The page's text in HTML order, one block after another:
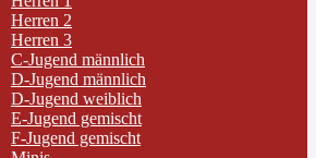
Herren 2
Herren 3
C-Jugend männlich
D-Jugend männlich
D-Jugend weiblich
E-Jugend gemischt
F-Jugend gemischt